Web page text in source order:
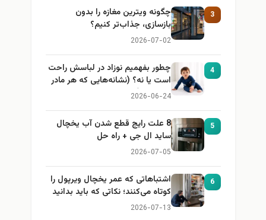
3
چگونه ویترین مغازه را بدون
بازسازی، جذاب‌تر کنیم؟
2026-07-02
4
چطور بفهمیم نوزاد در لباسش راحت
است یا نه؟ (نشانه‌هایی که هر مادر
باید بداند)
2026-06-24
5
8 علت رایج قطع شدن آب یخچال
ساید ال جی + راه حل
2026-07-05
6
اشتباهاتی که عمر یخچال ویرپول را
کوتاه می‌کنند؛ نکاتی که باید بدانید
2026-07-13